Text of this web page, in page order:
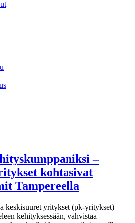
–
kohtasivat
Tampereella
keskisuuret yritykset (pk-yritykset)
kehityksessään, vahvistaa